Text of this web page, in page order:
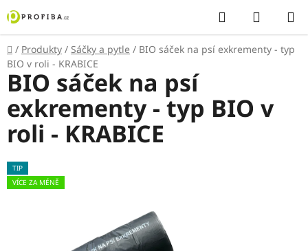
Přejít
na
obsah
Hledat
KOŠÍK
Domů
/ Produkty / Sáčky a pytle / BIO sáček na psí exkrementy - typ
BIO v roli - KRABICE
BIO sáček na psí
exkrementy - typ BIO v
roli - KRABICE
TIP
VÍCE ZA MÉNĚ